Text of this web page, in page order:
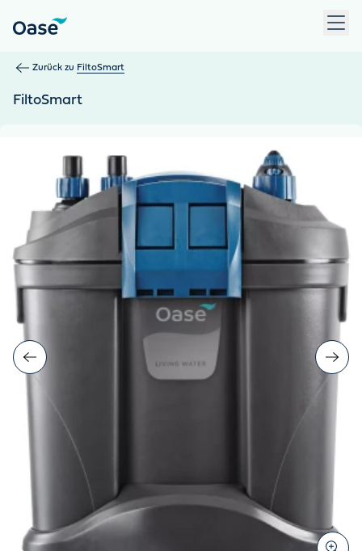
Zurück zu FiltoSmart
FiltoSmart